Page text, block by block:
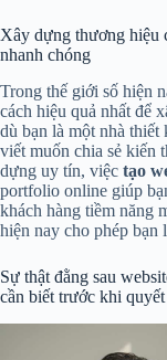
Xây dựng thương hiệu
nhanh chóng
Trong thế giới số hiện
cách hiệu quả nhất để
dù bạn là một nhà thiết
viết muốn chia sẻ kiến
dựng uy tín, việc tạo
portfolio online giúp
khách hàng tiềm năng
hiện nay cho phép bạn
Sự thật đằng sau
cần biết trước khi